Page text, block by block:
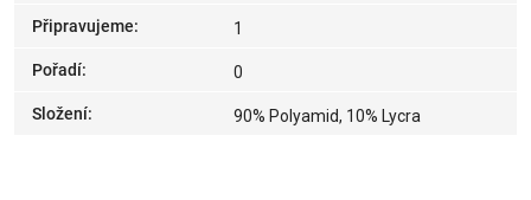
Připravujeme: 1
Pořadí: 0
Složení: 90% Polyamid, 10% Lycra